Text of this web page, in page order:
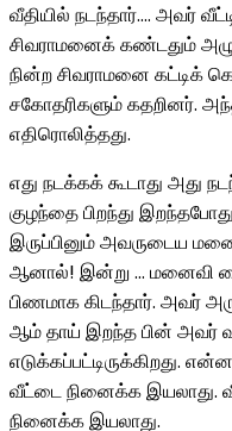
வீதியில் நடந்தார்…. அவர்
சிவராமனைக் கண்டதும்
நின்ற சிவராமனை கட்டிக்
சகோதரிகளும் கதறினர்.
எதிரொலித்தது.
எது நடக்கக் கூடாது அது
குழந்தை பிறந்து
இருப்பினும் அவருடைய
ஆனால்! இன்று … மனைவி
பிணமாக கிடந்தார். அவர்
ஆம் தாய் இறந்த பின் அவர்
எடுக்கப்பட்டிருக்கிறது.
வீட்டை நினைக்க இயலாது.
நினைக்க இயலாது.